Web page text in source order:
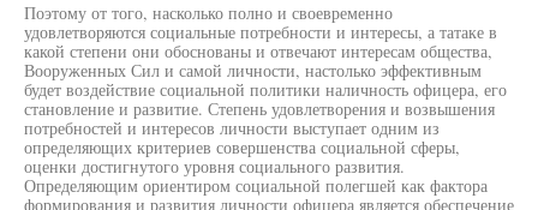
Поэтому от того, насколько полно и своевременно
удовлетворяются социальные потребности и интересы, а татаке в
какой степени они обоснованы и отвечают интересам общества,
Вооруженных Сил и самой личности, настолько эффективным
будет воздействие социальной политики наличность офицера, его
становление и развитие. Степень удовлетворения и возвышения
потребностей и интересов личности выступает одним из
определяющих критериев совершенства социальной сферы,
оценки достигнутого уровня социального развития.
Определяющим ориентиром социальной полегшей как фактора
формирования и развития личности офицера является обеспечение